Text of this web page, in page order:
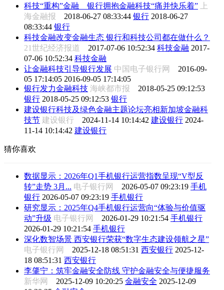
科技“重构”金融 银行拥抱金融科技“痛并快乐着”
上
海金融报 2018-06-27 08:33:44 银行 2018-06-27
08:33:44 银行
科技金融改变金融生态 银行和科技公司都在做什么？
21世纪经济报道 2017-07-06 10:52:34 科技金融 2017-
07-06 10:52:34 科技金融
让金融科技引导银行发展 中国电子银行网 2016-09-
05 17:14:05 2016-09-05 17:14:05
银行发力金融科技 海峡都市报 2018-05-25 09:12:53
银行 2018-05-25 09:12:53 银行
建设银行科技及绿色金融主题论坛亮相新加坡金融科
技节 建设银行 2024-11-14 10:14:42 建设银行 2024-
11-14 10:14:42 建设银行
猜你喜欢
数据显示：2026年Q1手机银行运营指数呈现“V型反
转”走势 3月... 电子银行网 2026-05-07 09:23:19 手机
银行 2026-05-07 09:23:19 手机银行
研究显示：2025年Q4手机银行运营向“体验与价值驱
动”升级 电子银行网 2026-01-29 10:21:54 手机银行
2026-01-29 10:21:54 手机银行
深化数智场景 西安银行荣获“数字生态建设领航之星”
电子银行网 2025-12-18 08:51:31 西安银行 2025-12-
18 08:51:31 西安银行
李肇宁：筑牢金融安全防线 守护金融安全与便捷服务
新华网 2025-12-09 10:20:25 金融安全 2025-12-09